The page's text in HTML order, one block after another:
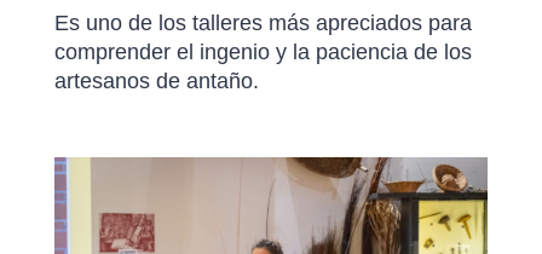
Es uno de los talleres más apreciados para
comprender el ingenio y la paciencia de los
artesanos de antaño.